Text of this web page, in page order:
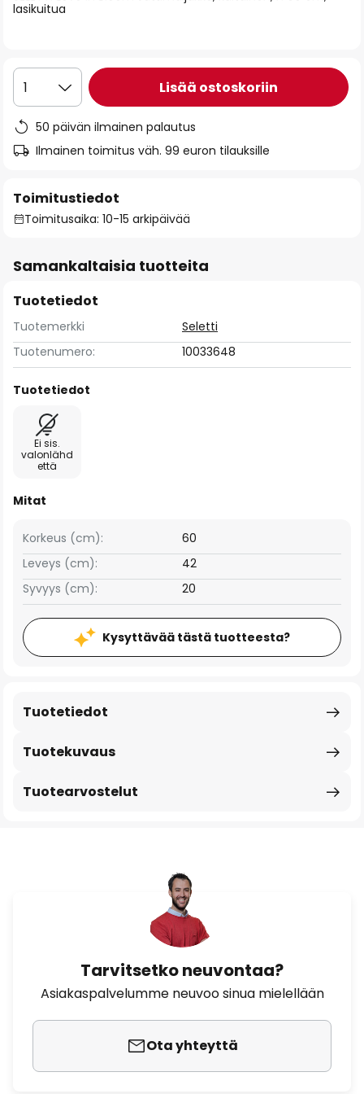
the
lasikuitua
1 Lisää ostoskoriin
50 päivän ilmainen palautus
Ilmainen toimitus väh. 99 euron tilauksille
Toimitustiedot
Toimitusaika: 10-15 arkipäivää
Samankaltaisia tuotteita
Tuotetiedot
Tuotemerkki
Seletti
Tuotenumero:
10033648
Tuotetiedot
Ei sis.
valonlähd
että
Mitat
Leveys (cm): 42
Korkeus (cm): 60
Syvyys (cm): 20
Kysyttävää tästä tuotteesta?
Tuotekuvaus
Tuotetiedot
Tuotearvostelut
Tarvitsetko neuvontaa?
Asiakaspalvelumme neuvoo sinua mielellään
Ota yhteyttä